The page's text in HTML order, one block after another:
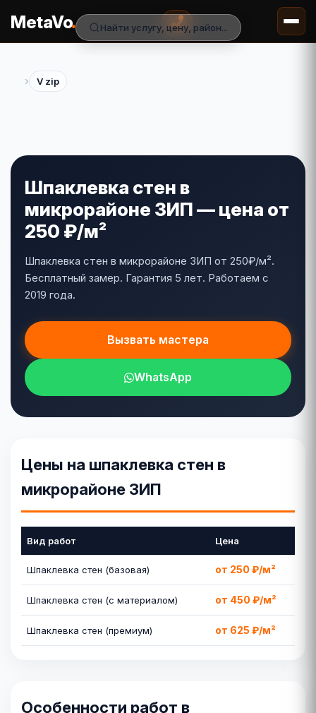
MetaVo.
› V zip
Шпаклевка стен в
микрорайоне ЗИП — цена от
250 ₽/м²
Шпаклевка стен в микрорайоне ЗИП от 250₽/м².
Бесплатный замер. Гарантия 5 лет. Работаем с
2019 года.
Вызвать мастера
WhatsApp
Цены на шпаклевка стен в
микрорайоне ЗИП
Вид работ Цена
Шпаклевка стен (базовая) от 250 ₽/м²
Шпаклевка стен (с материалом) от 450 ₽/м²
Шпаклевка стен (премиум) от 625 ₽/м²
Особенности работ в
Найти услугу, цену, район...